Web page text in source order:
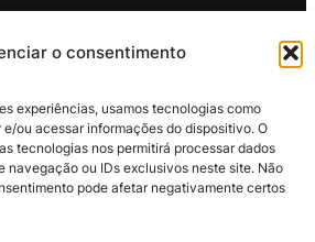
o consentimento
experiências, usamos tecnologias como
ou acessar informações do dispositivo. O
tecnologias nos permitirá processar dados
navegação ou IDs exclusivos neste site. Não
pode afetar negativamente certos
e Devoluções